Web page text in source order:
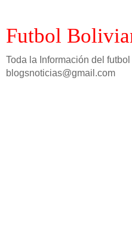
Futbol
Toda la Información del
blogsnoticias@gmail.com